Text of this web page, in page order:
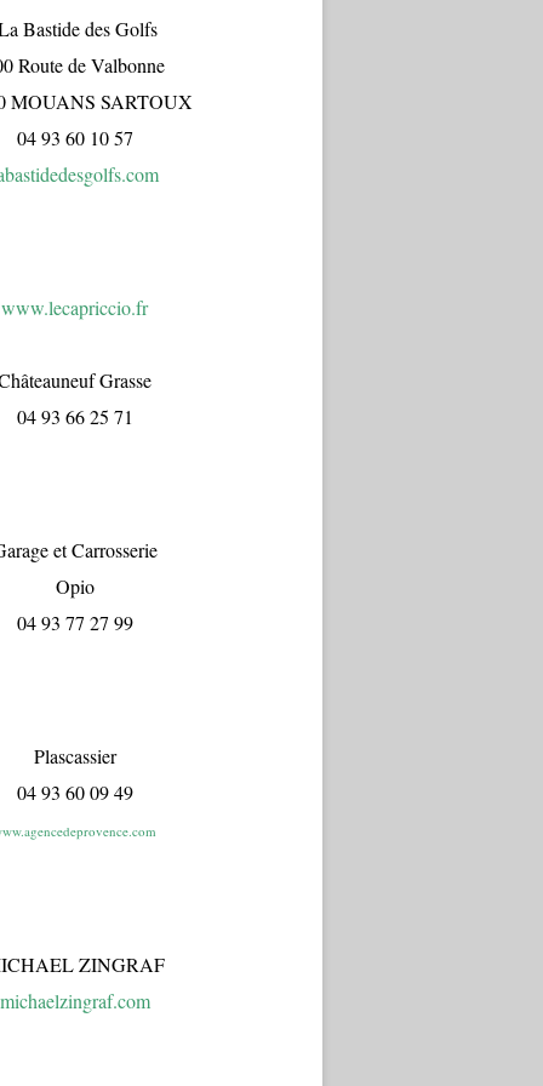
Bastide des Golfs
Route de Valbonne
MOUANS SARTOUX
04 93 60 10 57
www.lecapriccio.fr
Grasse
04 93 66 25 71
et Carrosserie
Opio
04 93 77 27 99
Plascassier
04 93 60 09 49
ZINGRAF
michaelzingraf.com